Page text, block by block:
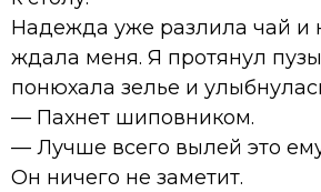
Надежда уже разлила чай и
ждала меня. Я протянул
понюхала зелье и
— Пахнет шиповником.
— Лучше всего вылей это
Он ничего не заметит.